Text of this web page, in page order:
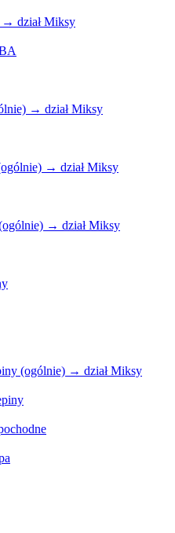
dział Miksy
→ dział Miksy
→ dział Miksy
→ dział Miksy
(ogólnie) → dział Miksy